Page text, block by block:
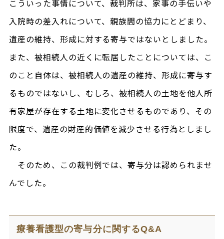
こういった事情について、裁判所は、家事の手伝いや
入院時の差入れについて、親族間の協力にとどまり、
遺産の維持、形成に対する寄与ではないとしました。
また、被相続人の近くに転居したことについては、こ
のこと自体は、被相続人の遺産の維持、形成に寄与す
るものではないし、むしろ、被相続人の土地を他人所
有家屋が存在する土地に変化させるものであり、その
限度で、遺産の財産的価値を減少させる行為としまし
た。
そのため、この裁判例では、寄与分は認められませ
んでした。
療養看護型の寄与分に関するQ&A